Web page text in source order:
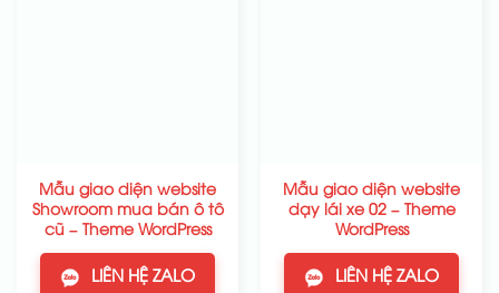
Mẫu giao diện website
Showroom mua bán ô tô
cũ – Theme WordPress
LIÊN HỆ ZALO
Mẫu giao diện website
dạy lái xe 02 – Theme
WordPress
LIÊN HỆ ZALO